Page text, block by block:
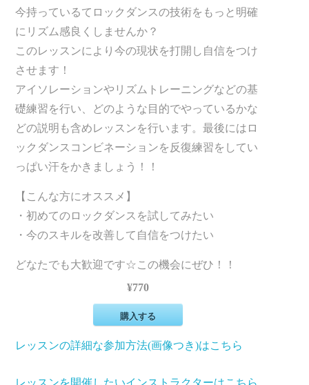
今持っているてロックダンスの技術をもっと明確
にリズム感良くしませんか？
このレッスンにより今の現状を打開し自信をつけ
させます！
アイソレーションやリズムトレーニングなどの基
礎練習を行い、どのような目的でやっているかな
どの説明も含めレッスンを行います。最後にはロ
ックダンスコンビネーションを反復練習をしてい
っぱい汗をかきましょう！！
【こんな方にオススメ】
・初めてのロックダンスを試してみたい
・今のスキルを改善して自信をつけたい
どなたでも大歓迎です☆この機会にぜひ！！
¥770
購入する
レッスンの詳細な参加方法(画像つき)はこちら